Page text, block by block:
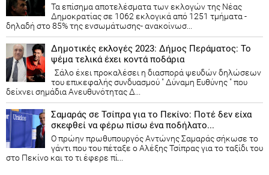
Τα επίσημα αποτελέσματα των εκλογών της Νέας
Δημοκρατίας​ σε 1062 εκλογικά από 1251 τμήματα -
δηλαδή στο 85% της ενσωμάτωσης- ανακοίνωσ...
Δημοτικές εκλογές 2023: Δήμος Περάματος: Το
ψέμα τελικά έχει κοντά ποδάρια
Σάλο έχει προκαλέσει η διασπορά ψευδών δηλώσεων
του επικεφαλής συνδυασμού " Δύναμη Ευθύνης " που
δείχνει σημάδια Ανευθυνότητας Δ...
Σαμαράς σε Τσίπρα για το Πεκίνο: Ποτέ δεν είχα
σκεφθεί να φέρω πίσω ένα ποδήλατο...
Ο πρώην πρωθυπουργός Αντώνης Σαμαράς σήκωσε το
γάντι που του πέταξε ο Αλέξης Τσίπρας για το ταξίδι του
στο Πεκίνο και το τι έφερε πί...